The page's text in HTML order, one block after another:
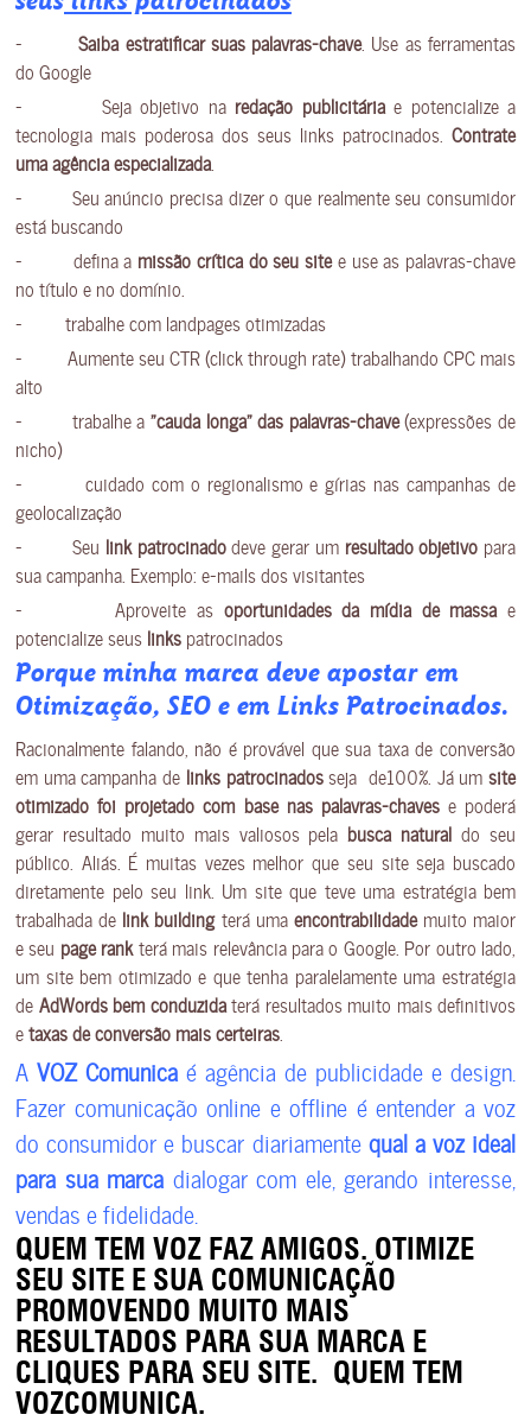
–Saiba estratificar suas palavras-chave. Use as ferramentas
do Google
– Seja objetivo na redação publicitáriae potencialize a
tecnologia mais poderosa dos seus links patrocinados. Contrate
uma agência especializada
– Seu anúncio precisa dizer o que realmente seu consumidor
está buscando
– defina a missão crítica do seu sitee use as palavras-chave
no título e no domínio.
– trabalhe com landpages otimizadas
– Aumente seu CTR (click through rate) trabalhando CPC mais
alto
– trabalhe a “cauda longa” das palavras-chave(expressões de
nicho)
– cuidado com o regionalismo e gírias nas campanhas de
geolocalização
– Seu link patrocinadodeve gerar um resultado objetivo para
sua campanha. Exemplo: e-mails dos visitantes
– Aproveite as oportunidades da mídia de massa e
potencialize seus links patrocinados
Porque minha marca deve apostar em
Otimização, SEO e em Links Patrocinados.
Racionalmente falando, não é provável que sua taxa de conversão
em uma campanha de links patrocinadosseja de100%. Já umsite
otimizado foi projetado com base nas palavras-chaves e poderá
gerar resultado muito mais valiosos pela busca natural do seu
público. Aliás. É muitas vezes melhor que seu site seja buscado
diretamente pelo seu link. Um site que teve uma estratégia bem
trabalhada de link building terá uma encontrabilidade muito maior
e seu page rank terá mais relevância para o Google. Por outro lado,
um site bem otimizado e que tenha paralelamente uma estratégia
de AdWords bem conduzidaterá resultados muito mais definitivos
etaxas de conversão mais certeiras
A VOZ Comunica é agência de publicidade e design.
Fazer comunicação online e offline é entender a voz
do consumidor e buscar diariamente qual a voz ideal
para sua marca dialogar com ele, gerando interesse,
vendas e fidelidade.
QUEM TEM VOZ FAZ AMIGOS. OTIMIZE
SEU SITE E SUA COMUNICAÇÃO
PROMOVENDO MUITO MAIS
RESULTADOS PARA SUA MARCA E
CLIQUES PARA SEU SITE. QUEM TEM
VOZCOMUNICA.